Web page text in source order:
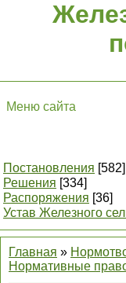
Меню сайта
Постановления [582]
Решения [334]
Распоряжения [36]
Устав Железного
Главная »
Нормативные